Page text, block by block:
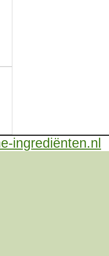
ingrediënten.nl